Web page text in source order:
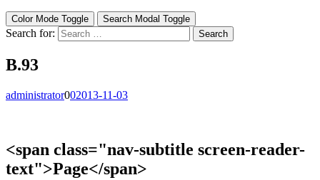
Color Mode Toggle Search Modal Toggle
Search for: Search
B.93
administrator002013-11-03
<span class="nav-subtitle screen-reader-
text">Page</span>